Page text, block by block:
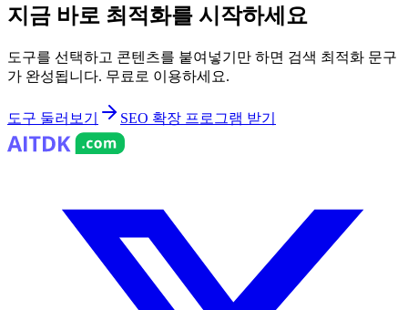
지금 바로 최적화를 시작하세요
도구를 선택하고 콘텐츠를 붙여넣기만 하면 검색 최적화 문구
가 완성됩니다. 무료로 이용하세요.
도구 둘러보기 SEO 확장 프로그램 받기